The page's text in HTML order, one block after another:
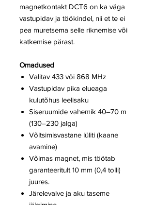
magnetkontakt DCT6 on ka väga
vastupidav ja töökindel, nii et te ei
pea muretsema selle riknemise või
katkemise pärast.
Omadused
Valitav 433 või 868 MHz
Vastupidav pika elueaga
kulutõhus leelisaku
Siseruumide vahemik 40–70 m
(130–230 jalga)
Võltsimisvastane lüliti (kaane
avamine)
Võimas magnet, mis töötab
garanteeritult 10 mm (0,4 tolli)
juures.
Järelevalve ja aku taseme